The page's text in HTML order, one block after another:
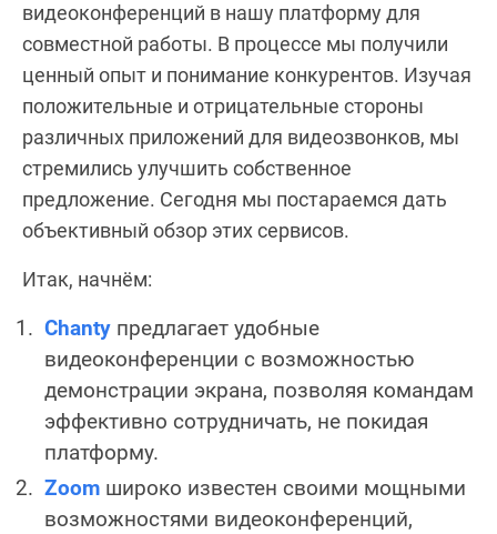
видеоконференций в нашу платформу для
совместной работы. В процессе мы получили
ценный опыт и понимание конкурентов. Изучая
положительные и отрицательные стороны
различных приложений для видеозвонков, мы
стремились улучшить собственное
предложение. Сегодня мы постараемся дать
объективный обзор этих сервисов.
Итак, начнём:
Chanty предлагает удобные
видеоконференции с возможностью
демонстрации экрана, позволяя командам
эффективно сотрудничать, не покидая
платформу.
Zoom широко известен своими мощными
возможностями видеоконференций,